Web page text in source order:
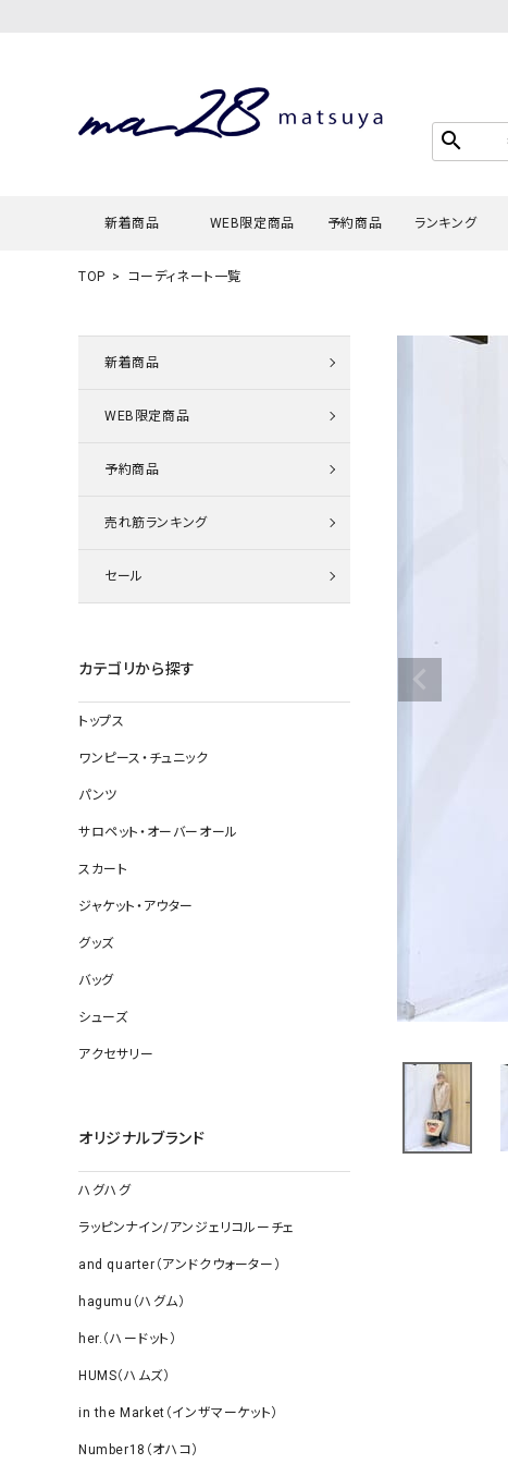
search
新着商品 WEB限定商品 予約商品 ランキング
その他雑貨
TOP コーディネート一覧
新着商品
WEB限定商品
予約商品
売れ筋ランキング
セール
カテゴリから探す
トップス
ワンピース・チュニック
パンツ
サロペット・オーバーオール
スカート
ジャケット・アウター
グッズ
バッグ
シューズ
アクセサリー
オリジナルブランド
ハグハグ
ラッピンナイン/アンジェリコルーチェ
and quarter（アンドクウォーター）
hagumu（ハグム）
her.（ハードット）
HUMS（ハムズ）
in the Market（インザマーケット）
Number18（オハコ）